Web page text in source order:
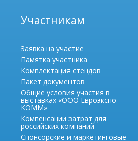
Участникам
Заявка на участие
Памятка участника
Комплектация стендов
Пакет документов
Общие условия участия в
выставках «ООО Евроэкспо-
КОММ»
Компенсации затрат для
российских компаний
Спонсорские и маркетинговые